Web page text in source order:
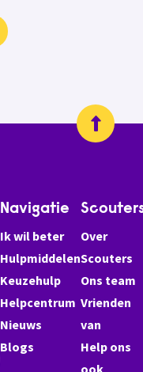
Navigatie
Ik wil beter
Hulpmiddelen
Keuzehulp
Helpcentrum
Nieuws
Blogs
Over
Scouters
Ons team
Vrienden
van
Help ons
ook